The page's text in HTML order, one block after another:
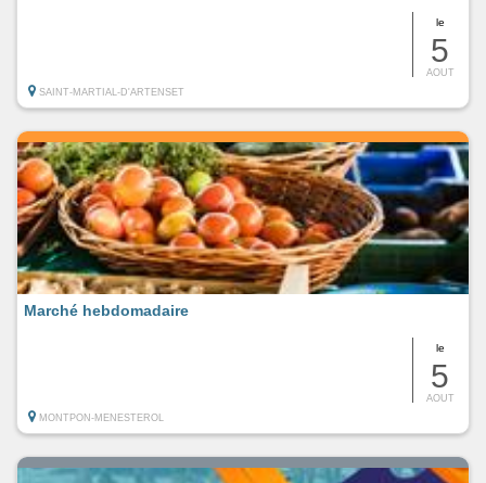
le
5
AOUT
SAINT-MARTIAL-D'ARTENSET
le
5
AOUT
Marché hebdomadaire
MONTPON-MENESTEROL